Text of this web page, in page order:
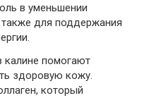
в уменьшении
также для поддержания
калине помогают
здоровую кожу.
который